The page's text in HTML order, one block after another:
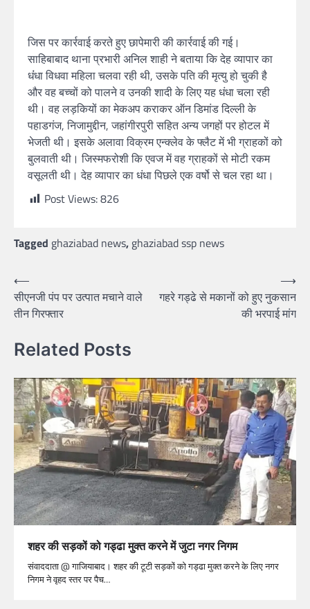
जिस पर कार्रवाई करते हुए छापेमारी की कार्रवाई की गई।
साहिबाबाद थाना प्रभारी अनिल शाही ने बताया कि देह व्यापार का
धंंधा विधवा महिला चलवा रही थी, उसके पति की मृत्यु हो चुकी है
और वह बच्चों को पालने व उनकी शादी के लिए यह धंधा चला रही
थी। वह लड़कियों का मेकअप कराकर ऑन डिमांड दिल्ली के
पहाडगंज, निजामुद्दीन, जहांगीरपुरी सहित अन्य जगहों पर होटल में
भेजती थी। इसके अलावा विक्रम एन्क्लेव के फ्लैट में भी ग्राहकों को
बुलवाती थी। जिस्मफरोशी कि एवज में वह ग्राहकों से मोटी रकम
वसूलती थी। देह व्यापार का धंधा पिछले एक वर्षो से चल रहा था।
Post Views:826
Tagged ghaziabad news, ghaziabad ssp news
⟵
सीएनजी पंप पर उत्पात मचाने वाले
तीन गिरफ्तार
गहरे गड्ढे से मकानों को हुए नुकसान
की भरपाई मांग
⟶
Related Posts
शहर की सड़कों को गड्ढा मुक्त करने में जुटा नगर निगम
संवाददाता @ गाजियाबाद। शहर की टूटी सड़कों को गड्ढा मुक्त करने के लिए नगर
निगम ने वृहद स्तर पर पैच…